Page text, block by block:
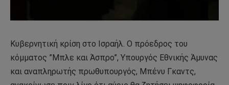
Κυβερνητική κρίση στο Ισραήλ. Ο πρόεδρος του
κόμματος ”Μπλε και Άσπρο”, Υπουργός Εθνικής Άμυνας
και αναπληρωτής πρωθυπουργός, Μπένυ Γκαντς,